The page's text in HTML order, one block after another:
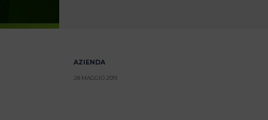
AZIENDA
28 MAGGIO 2019